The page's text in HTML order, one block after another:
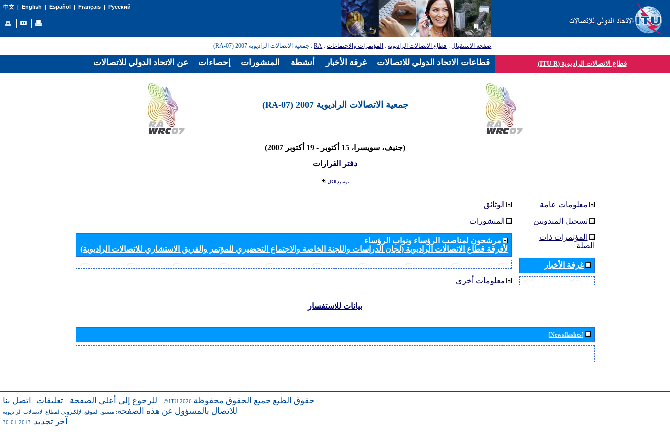
中文| English | Español | Français| Русский
صفحة الاستقبال: قطاع الاتصالات الراديوية: المؤتمرات والاجتماعات:
RA: جمعية الاتصالات الراديوية 2007 (RA-07)
قطاع الاتصالات الراديوية (ITU-R)
جمعية الاتصالات الراديوية 2007 (RA-07)
(جنيف، سويسرا، 15 أكتوبر - 19 أكتوبر 2007)
دفتر القرارات
توسيع الكل
الوثائق
المنشورات
مرشحون لمناصب الرؤساء ونواب الرؤساء
لأفرقة قطاع الاتصالات الراديوية (لجان الدراسات واللجنة الخاصة والاجتماع التحضيري للمؤتمر والفريق الاستشاري للاتصالات الراديوية)
معلومات أخرى
معلومات عامة
تسجيل المندوبين
المؤتمرات ذات
الصلة
غرفة الأخبار
بيانات للاستفسار
[Newsflashes]
للرجوع إلى أعلى الصفحة - تعليقات - اتصل بنا - © ITU 2026 حقوق الطبع جميع الحقوق محفوظة
للاتصال بالمسؤول عن هذه الصفحة: منسق الموقع الإلكتروني لقطاع الاتصالات الراديوية
آخر تجديد: 2013-01-30
عن الاتحاد الدولي للاتصالات إحصاءات المنشورات أنشطة غرفة الأخبار قطاعات الاتحاد الدولي للاتصالات